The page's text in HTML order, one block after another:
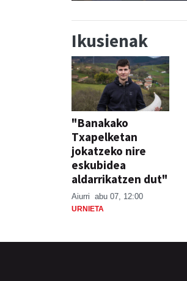
Ikusienak
"Banakako
Txapelketan
jokatzeko nire
eskubidea
aldarrikatzen dut"
Aiurri abu 07, 12:00
URNIETA